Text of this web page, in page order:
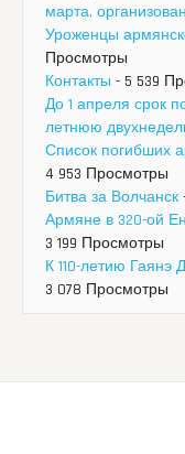
марта,
Уроженцы
Просмотры
Контакты - 5 539
До 1 апреля срок
летнюю
Список погибших
4 953 Просмотры
Битва за Волчанск
Армяне в 320-ой
3 199 Просмотры
К 110-летию Гаянэ
3 078 Просмотры